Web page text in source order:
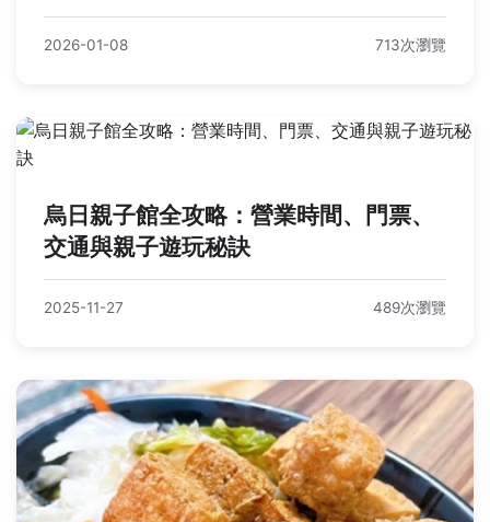
2026-01-08 713次瀏覽
烏日親子館全攻略：營業時間、門票、
交通與親子遊玩秘訣
2025-11-27 489次瀏覽